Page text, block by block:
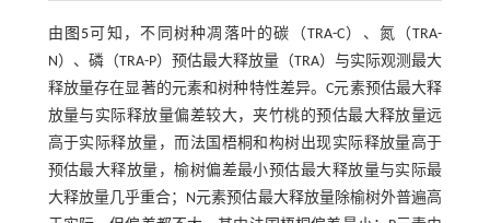
由 图5 可知，不同树种凋落叶的碳（TRA-C）、氮（TRA-
N）、磷（TRA-P）预估最大释放量（TRA）与实际观测最大
释放量存在显著的元素和树种特性差异。C元素预估最大释
放量与实际释放量偏差较大，夹竹桃的预估最大释放量远
高于实际释放量，而法国梧桐和构树出现实际释放量高于
预估最大释放量，榆树偏差最小预估最大释放量与实际最
大释放量几乎重合；N元素预估最大释放量除榆树外普遍高